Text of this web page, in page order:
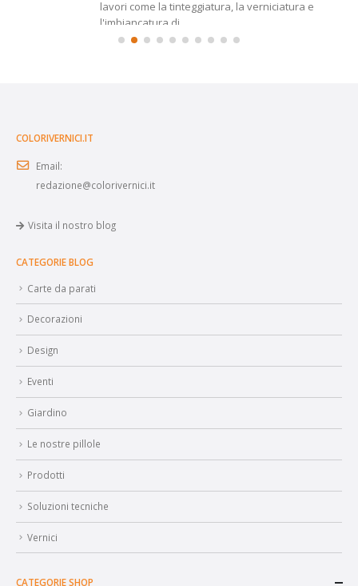
lavori come la tinteggiatura, la verniciatura e
l'imbiancatura di...
COLORIVERNICI.IT
CATEGORIE BLOG
Carte da parati
Decorazioni
Design
Eventi
Giardino
Le nostre pillole
Prodotti
Soluzioni tecniche